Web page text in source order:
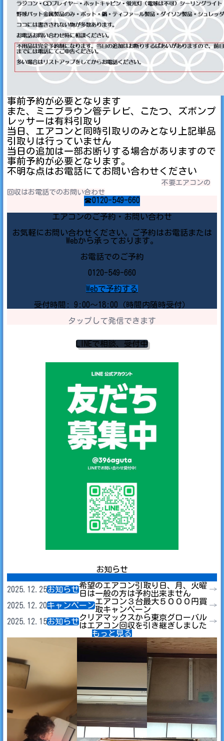
事前予約が必要となります
また、ミニブラウン管テレビ、こたつ、ズボンプ
レッサーは有料引取り
当日、エアコンと同時引取りのみとなり上記単品
引取りは行っていません
当日の追加は一部お断りする場合がありますので
事前予約が必要となります。
不明な点はお電話にてお問い合わせください
不要エアコンの
回収はお電話でのお問い合わせ
☎0120-549-660
エアコンのご予約・お問い合わせ
お気軽にお問い合わせください。ご予約はお電話または
Webから承っております。
お電話でのご予約
0120-549-660
Webで予約する
受付時間: 9:00〜18:00（時間内随時受付）
タップして発信できます
LINEで相談、受付中
お知らせ
2025.12.25お知らせ希望のエアコン引取り日、月、火曜
日は一般の方は予約出来ません
→
2025.12.20キャンペーンエアコン３台最大５０００円買
取キャンペーン
→
2025.12.15お知らせクリアマックスから東京グローバル
はエアコン回収を引き継ぎしました →
もっと見る